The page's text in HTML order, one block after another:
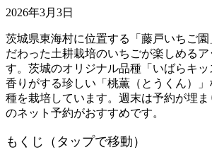
2026年3月3日
茨城県東海村に位置する「藤戸いちご園
だわった土耕栽培のいちごが楽しめる
す。茨城のオリジナル品種「いばらキ
香りがする珍しい「桃薫（とうくん）
種を栽培しています。週末は予約が埋
のネット予約がおすすめです。
もくじ（タップで移動）